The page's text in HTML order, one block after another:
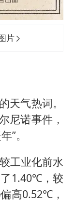
片
天气热词。
尼诺事件，
”。
工业化前水
1.40℃，较
高0.52℃，